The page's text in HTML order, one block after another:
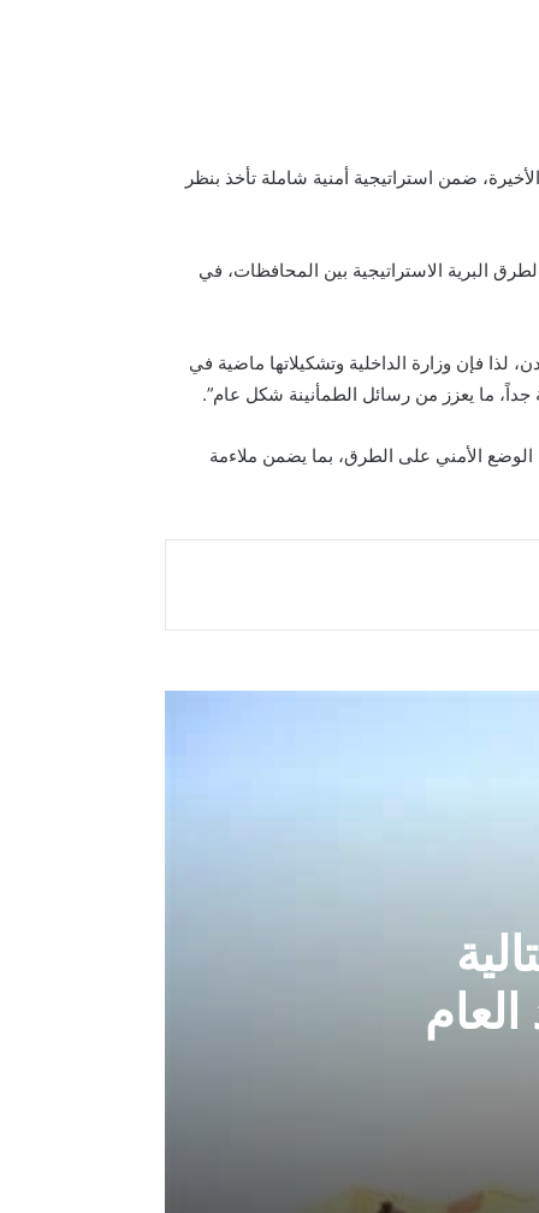
ضمن استراتيجية أمنية شاملة تأخذ بنظر
البرية الاستراتيجية بين المحافظات، في
فإن وزارة الداخلية وتشكيلاتها ماضية في
جداً، ما يعزز من رسائل الطمأنينة شكل عام”.
الأمني على الطرق، بما يضمن ملاءمة